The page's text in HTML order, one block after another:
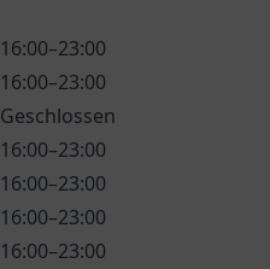
16:00–23:00
16:00–23:00
Geschlossen
16:00–23:00
16:00–23:00
16:00–23:00
16:00–23:00